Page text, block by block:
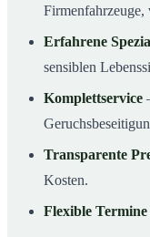
Erfahrene
sensiblen
Komplettservice
Transparente
Kosten.
Flexible Termine